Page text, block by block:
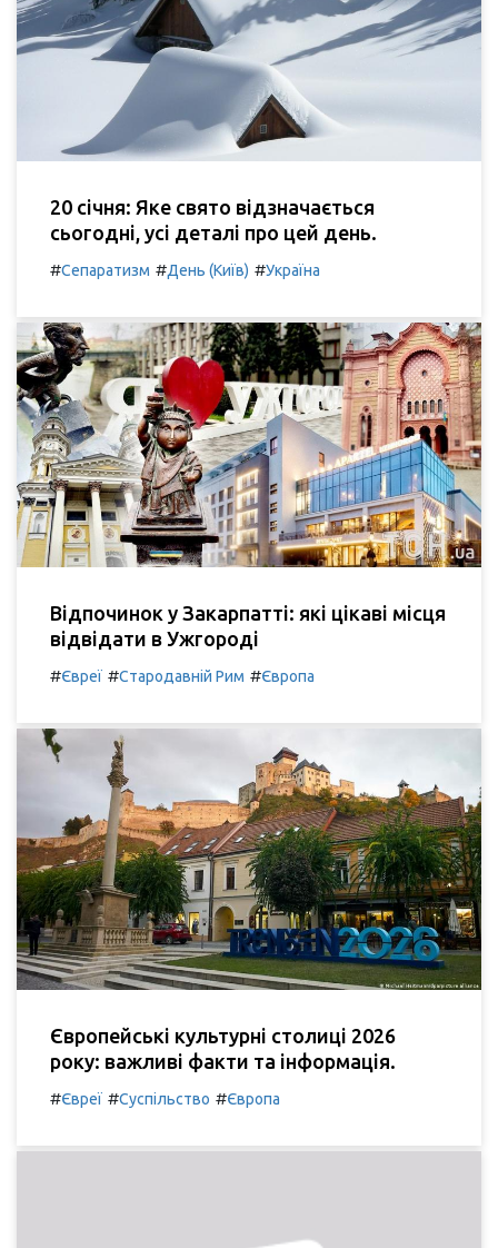
20 січня: Яке свято відзначається
сьогодні, усі деталі про цей день.
#Сепаратизм #День (Київ) #Україна
Відпочинок у Закарпатті: які цікаві місця
відвідати в Ужгороді
#Євреї #Стародавній Рим #Європа
Європейські культурні столиці 2026
року: важливі факти та інформація.
#Євреї #Суспільство #Європа